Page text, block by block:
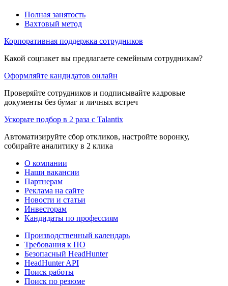
Полная занятость
Вахтовый метод
Корпоративная поддержка сотрудников
Какой соцпакет вы предлагаете семейным сотрудникам?
Оформляйте кандидатов онлайн
Проверяйте сотрудников и подписывайте кадровые
документы без бумаг и личных встреч
Ускорьте подбор в 2 раза с Talantix
Автоматизируйте сбор откликов, настройте воронку,
собирайте аналитику в 2 клика
О компании
Наши вакансии
Партнерам
Реклама на сайте
Новости и статьи
Инвесторам
Кандидаты по профессиям
Производственный календарь
Требования к ПО
Безопасный HeadHunter
HeadHunter API
Поиск работы
Поиск по резюме